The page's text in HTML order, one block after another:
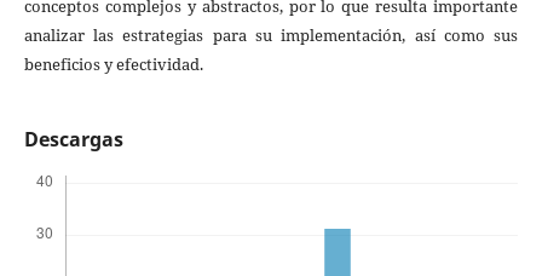
conceptos complejos y abstractos, por lo que resulta importante
analizar las estrategias para su implementación, así como sus
beneficios y efectividad.
Descargas